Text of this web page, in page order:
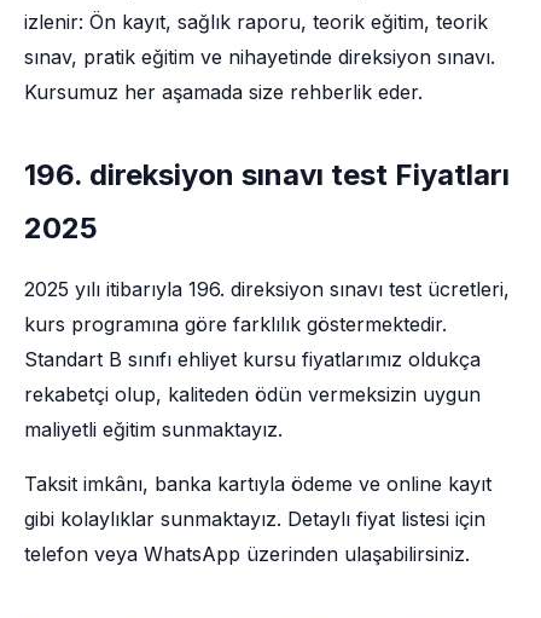
izlenir: Ön kayıt, sağlık raporu, teorik eğitim, teorik
sınav, pratik eğitim ve nihayetinde direksiyon sınavı.
Kursumuz her aşamada size rehberlik eder.
196. direksiyon sınavı test Fiyatları
2025
2025 yılı itibarıyla 196. direksiyon sınavı test ücretleri,
kurs programına göre farklılık göstermektedir.
Standart B sınıfı ehliyet kursu fiyatlarımız oldukça
rekabetçi olup, kaliteden ödün vermeksizin uygun
maliyetli eğitim sunmaktayız.
Taksit imkânı, banka kartıyla ödeme ve online kayıt
gibi kolaylıklar sunmaktayız. Detaylı fiyat listesi için
telefon veya WhatsApp üzerinden ulaşabilirsiniz.